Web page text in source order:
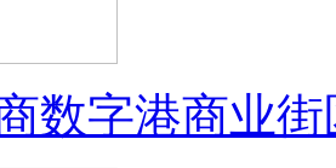
数字港商业